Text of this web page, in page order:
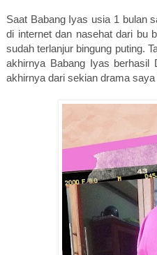
Saat Babang Iyas usia 1 bulan
di internet dan nasehat dari bu
sudah terlanjur bingung puting.
akhirnya Babang Iyas
akhirnya dari sekian drama